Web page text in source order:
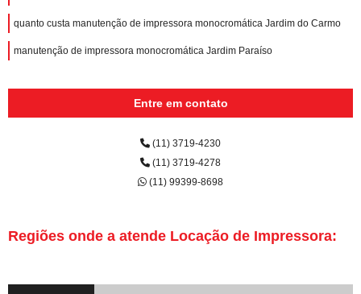
quanto custa manutenção de impressora monocromática Jardim do Carmo
manutenção de impressora monocromática Jardim Paraíso
Entre em contato
(11) 3719-4230
(11) 3719-4278
(11) 99399-8698
Regiões onde a atende Locação de Impressora: